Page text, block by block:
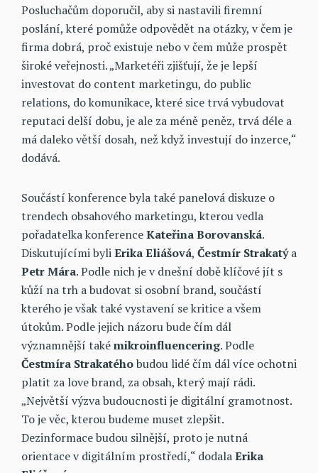
Posluchačům doporučil, aby si nastavili firemní
poslání, které pomůže odpovědět na otázky, v čem je
firma dobrá, proč existuje nebo v čem může prospět
široké veřejnosti. „Marketéři zjišťují, že je lepší
investovat do content marketingu, do public
relations, do komunikace, které sice trvá vybudovat
reputaci delší dobu, je ale za méně peněz, trvá déle a
má daleko větší dosah, než když investují do inzerce,“
dodává.
Součástí konference byla také panelová diskuze o
trendech obsahového marketingu, kterou vedla
pořadatelka konferenceKateřina Borovanská.
Diskutujícími byliErika Eliášová, Čestmír Strakatýa
Petr Mára. Podle nich je v dnešní době klíčové jít s
kůží na trh a budovat si osobní brand, součástí
kterého je však také vystavení se kritice a všem
útokům. Podle jejich názoru bude čím dál
významnější takémikroinfluencering. Podle
Čestmíra Strakatéhobudou lidé čím dál více ochotni
platit za love brand, za obsah, který mají rádi.
„Největší výzva budoucnosti je digitální gramotnost.
To je věc, kterou budeme muset zlepšit.
Dezinformace budou silnější, proto je nutná
orientace v digitálním prostředí,“ dodalaErika